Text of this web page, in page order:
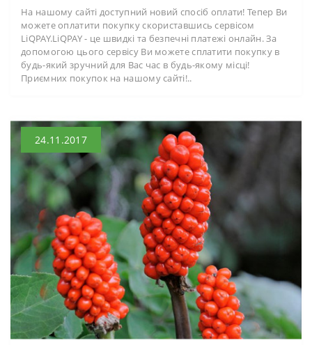
На нашому сайті доступний новий спосіб оплати! Тепер Ви
можете оплатити покупку скориставшись сервісом
LiQPAY.LiQPAY - це швидкі та безпечні платежі онлайн. За
допомогою цього сервісу Ви можете сплатити покупку в
будь-який зручний для Вас час в будь-якому місці!
Приємних покупок на нашому сайті!..
24.11.2017